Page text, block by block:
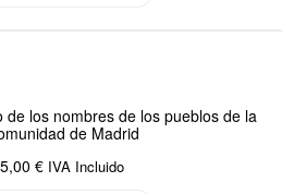
de los nombres de los pueblos de la
de Madrid
5,00 € IVA Incluido